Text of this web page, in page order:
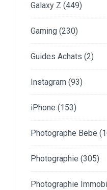
Galaxy Z (449)
Gaming (230)
Guides Achats (2)
Instagram (93)
iPhone (153)
Photographe Bebe
Photographie (305)
Photographie